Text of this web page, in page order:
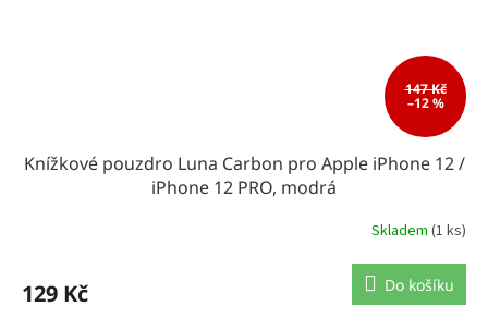
147 Kč
–12 %
Knížkové pouzdro Luna Carbon pro Apple iPhone 12 /
iPhone 12 PRO, modrá
Skladem (1 ks)
129 Kč Do košíku